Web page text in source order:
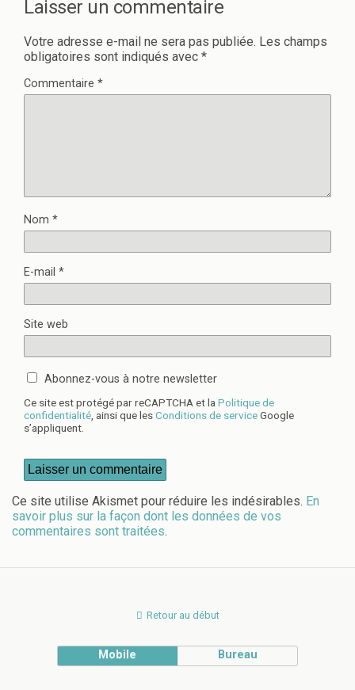
Laisser un commentaire
Votre adresse e-mail ne sera pas publiée. Les champs
obligatoires sont indiqués avec *
Commentaire *
Nom *
E-mail *
Site web
Abonnez-vous à notre newsletter
Ce site est protégé par reCAPTCHA et laPolitique de
confidentialité, ainsi que lesConditions de serviceGoogle
s’appliquent.
Ce site utilise Akismet pour réduire les indésirables. En
savoir plus sur la façon dont les données de vos
commentaires sont traitées.
Retour au début
Mobile Bureau